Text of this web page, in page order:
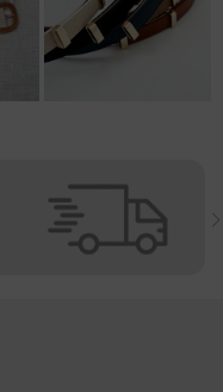
11,800원